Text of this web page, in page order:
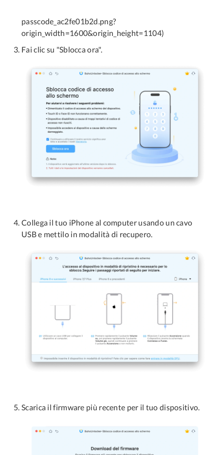
passcode_ac2fe01b2d.png?
origin_width=1600&origin_height=1104)
Fai clic su "Sblocca ora".
Collega il tuo iPhone al computer usando un cavo
USB e mettilo in modalità di recupero.
Scarica il firmware più recente per il tuo dispositivo.